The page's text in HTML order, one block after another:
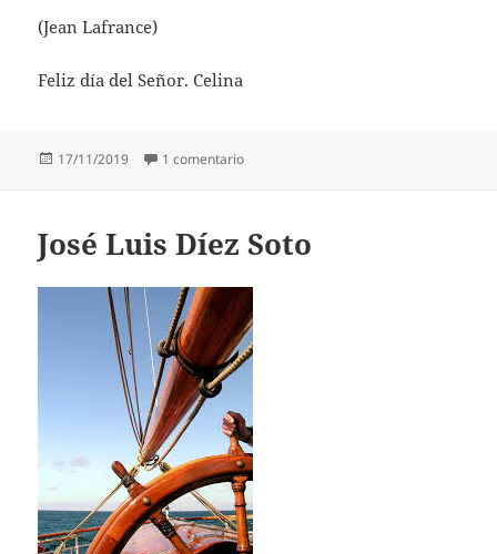
(Jean Lafrance)
Feliz día del Señor. Celina
Publicado
17/11/2019 1 comentarioen Jean Lafrance
José Luis Díez Soto